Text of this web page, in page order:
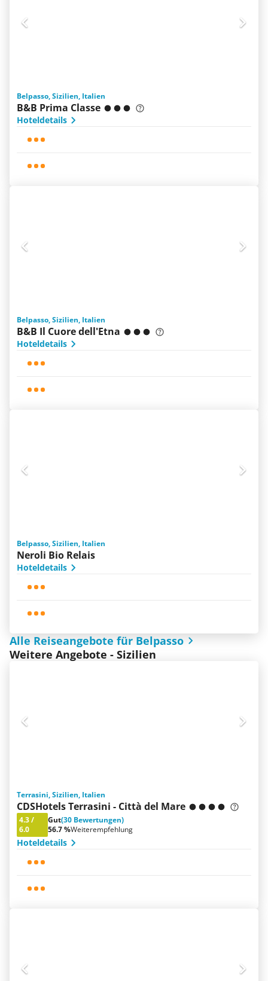
Belpasso, Sizilien, Italien
B&B Prima Classe
Hoteldetails
Belpasso, Sizilien, Italien
B&B Il Cuore dell'Etna
Hoteldetails
Belpasso, Sizilien, Italien
Neroli Bio Relais
Hoteldetails
Alle Reiseangebote für Belpasso
Weitere Angebote - Sizilien
Terrasini, Sizilien, Italien
CDSHotels Terrasini - Città del Mare
4.3/
6.0
Gut(30 Bewertungen)
56.7 %Weiterempfehlung
Hoteldetails